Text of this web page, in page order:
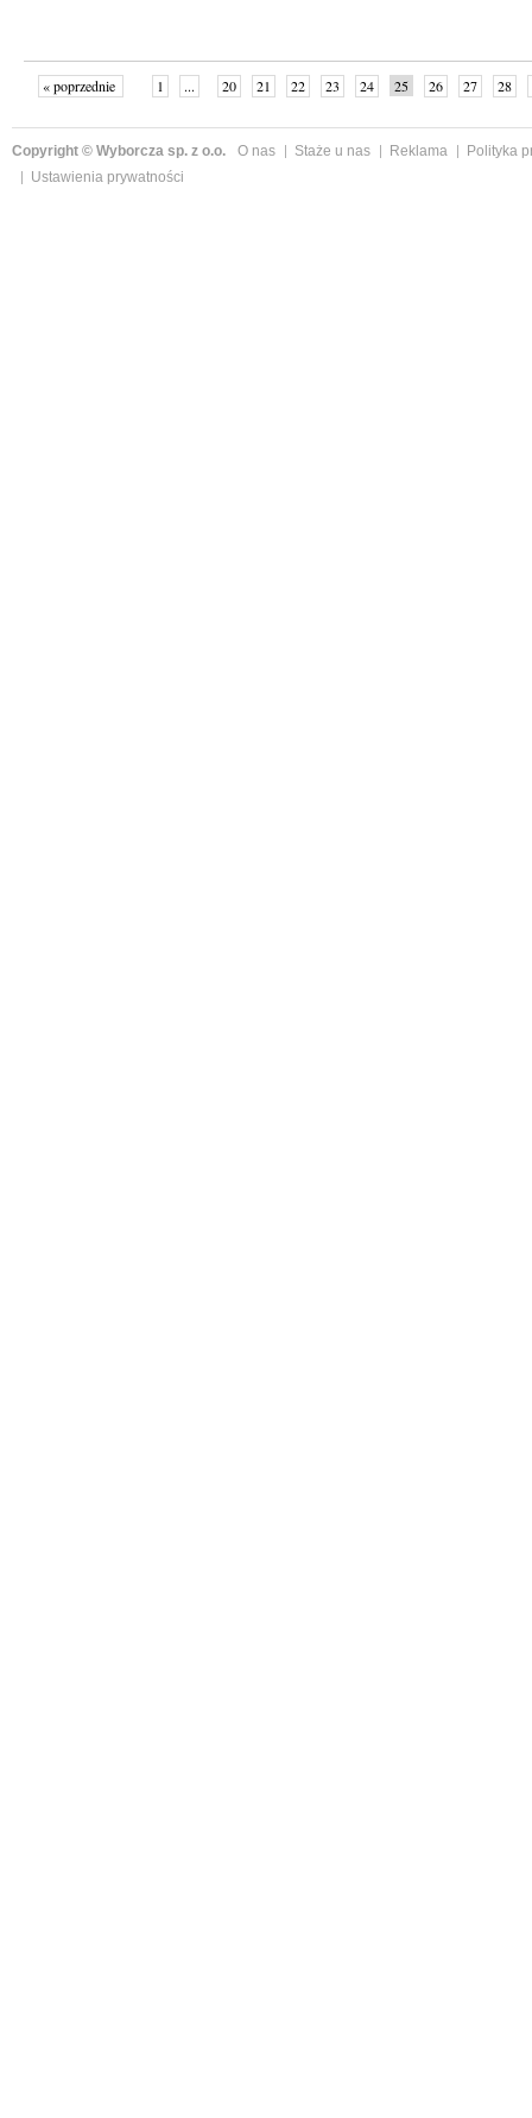
« poprzednie 1 ... 20 21 22 23 24 25 26 27 28
Copyright © Wyborcza sp. z o.o. O nas Staże u nas Reklama
Polityka
Ustawienia prywatności